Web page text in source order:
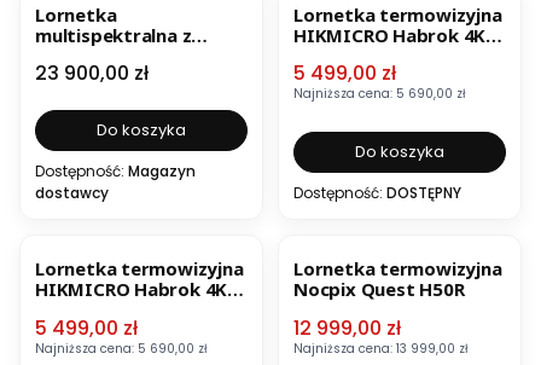
Lornetka
multispektralna z
Symbion LRF DXT50
Cena
23 900,00 zł
Do koszyka
Dostępność: Magazyn
dostawcy
Lornetka termowizyjna
HIKMICRO Habrok 4K
Cena promocyjna
5 499,00 zł
Najniższa cena: 5 690,00 zł
Do koszyka
Dostępność: DOSTĘPNY
Lornetka termowizyjna
HIKMICRO Habrok 4K
Cena promocyjna
5 499,00 zł
Najniższa cena: 5 690,00 zł
Lornetka termowizyjna
Nocpix Quest H50R
Cena promocyjna
12 999,00 zł
Najniższa cena: 13 999,00 zł